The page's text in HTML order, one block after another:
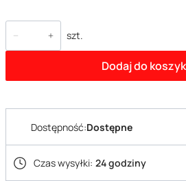
szt.
Dodaj do
Dostępność:Dostępne
Czas wysyłki: 24 godziny